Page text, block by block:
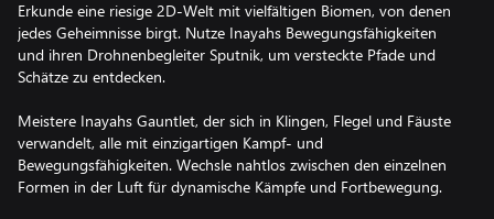
Erkunde eine riesige 2D-Welt mit vielfältigen Biomen, von denen
jedes Geheimnisse birgt. Nutze Inayahs Bewegungsfähigkeiten
und ihren Drohnenbegleiter Sputnik, um versteckte Pfade und
Schätze zu entdecken.
Meistere Inayahs Gauntlet, der sich in Klingen, Flegel und Fäuste
verwandelt, alle mit einzigartigen Kampf- und
Bewegungsfähigkeiten. Wechsle nahtlos zwischen den einzelnen
Formen in der Luft für dynamische Kämpfe und Fortbewegung.